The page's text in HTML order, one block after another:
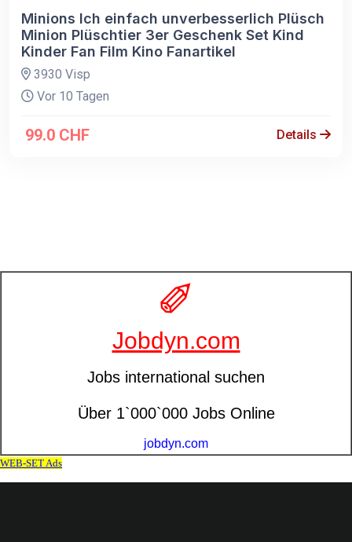
Minions Ich einfach unverbesserlich Plüsch
Minion Plüschtier 3er Geschenk Set Kind
Kinder Fan Film Kino Fanartikel
3930 Visp
Vor 10 Tagen
99.0 CHF Details